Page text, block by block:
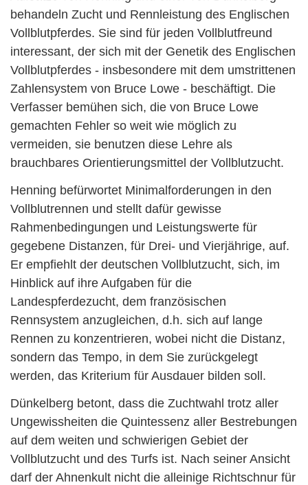
behandeln Zucht und Rennleistung des Englischen
Vollblutpferdes. Sie sind für jeden Vollblutfreund
interessant, der sich mit der Genetik des Englischen
Vollblutpferdes - insbesondere mit dem umstrittenen
Zahlensystem von Bruce Lowe - beschäftigt. Die
Verfasser bemühen sich, die von Bruce Lowe
gemachten Fehler so weit wie möglich zu
vermeiden, sie benutzen diese Lehre als
brauchbares Orientierungsmittel der Vollblutzucht.
Henning befürwortet Minimalforderungen in den
Vollblutrennen und stellt dafür gewisse
Rahmenbedingungen und Leistungswerte für
gegebene Distanzen, für Drei- und Vierjährige, auf.
Er empfiehlt der deutschen Vollblutzucht, sich, im
Hinblick auf ihre Aufgaben für die
Landespferdezucht, dem französischen
Rennsystem anzugleichen, d.h. sich auf lange
Rennen zu konzentrieren, wobei nicht die Distanz,
sondern das Tempo, in dem Sie zurückgelegt
werden, das Kriterium für Ausdauer bilden soll.
Dünkelberg betont, dass die Zuchtwahl trotz aller
Ungewissheiten die Quintessenz aller Bestrebungen
auf dem weiten und schwierigen Gebiet der
Vollblutzucht und des Turfs ist. Nach seiner Ansicht
darf der Ahnenkult nicht die alleinige Richtschnur für